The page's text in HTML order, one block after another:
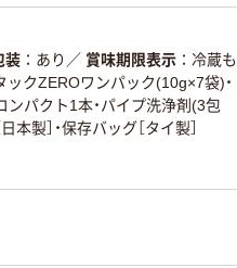
装 あり ／ 賞味期限表示
冷蔵も
ックZEROワンパック(10g×7袋)・
パクト1本・パイプ洗浄剤(3包
製］・保存バッグ［タイ製］